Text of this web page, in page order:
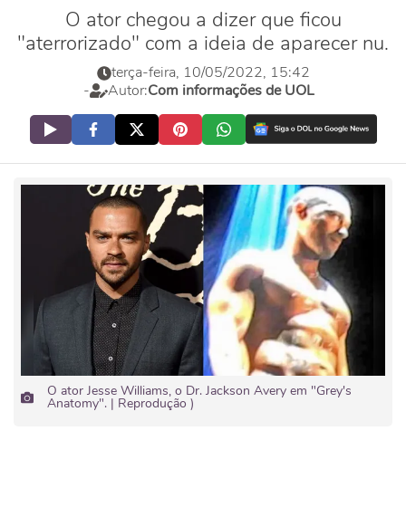
O ator chegou a dizer que ficou
"aterrorizado" com a ideia de aparecer nu.
terça-feira, 10/05/2022, 15:42
-
Autor:Com informações de UOL
O ator Jesse Williams, o Dr. Jackson Avery em "Grey's
Anatomy". | Reprodução )